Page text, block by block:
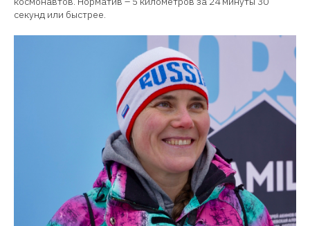
секунд или быстрее.